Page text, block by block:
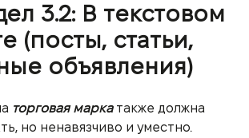
3.2: В текстовом
(посты, статьи,
объявления)
торговая маркатакже должна
но ненавязчиво и уместно.